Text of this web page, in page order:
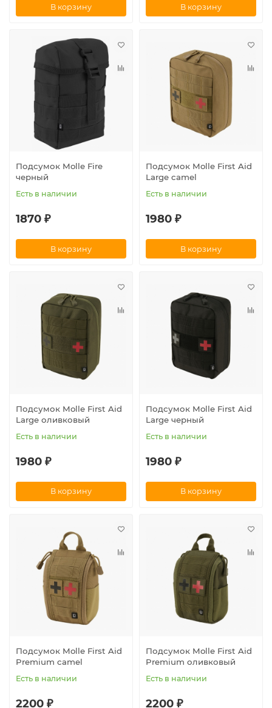
В корзину В корзину
Подсумок Molle Fire
черный
Есть в наличии
1870 ₽
В корзину
Подсумок Molle First Aid
Large camel
Есть в наличии
1980 ₽
В корзину
Подсумок Molle First Aid
Large оливковый
Есть в наличии
1980 ₽
В корзину
Подсумок Molle First Aid
Large черный
Есть в наличии
1980 ₽
В корзину
Подсумок Molle First Aid
Premium camel
Есть в наличии
2200 ₽
Подсумок Molle First Aid
Premium оливковый
Есть в наличии
2200 ₽